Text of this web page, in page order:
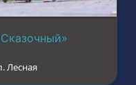
Лесная